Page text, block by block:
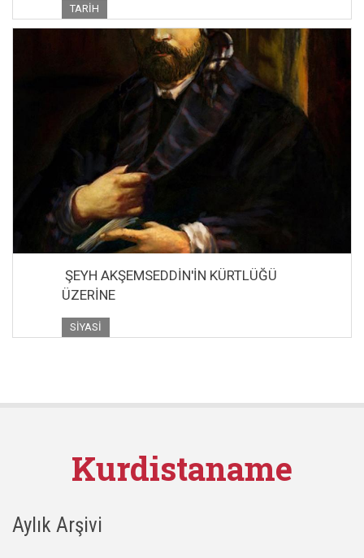
TARIH
ŞEYH AKŞEMSEDDİN'İN KÜRTLÜĞÜ
ÜZERİNE
SIYASI
Kurdistaname
Aylık Arşivi